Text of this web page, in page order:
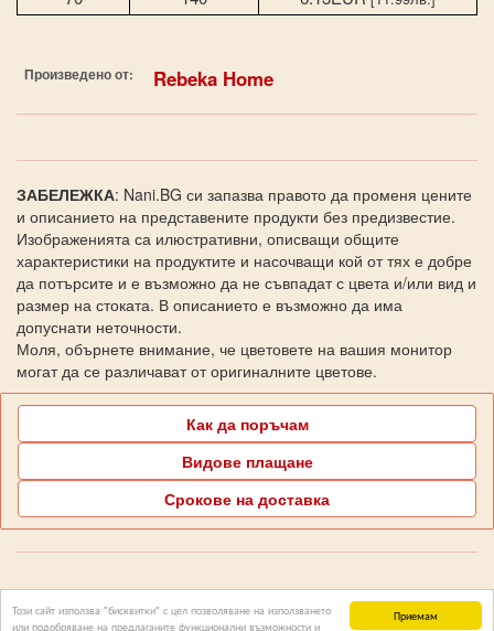
Приемам
Този сайт използва "бисквитки" с цел позволяване на използването
или подобряване на предлаганите функционални възможности и
Произведено от: Rebeka Home
ЗАБЕЛЕЖКА: Nani.BG си запазва правото да променя цените
и описанието на представените продукти без предизвестие.
Изображенията са илюстративни, описващи общите
характеристики на продуктите и насочващи кой от тях е добре
да потърсите и е възможно да не съвпадат с цвета и/или вид и
размер на стоката. В описанието е възможно да има
допуснати неточности.
Моля, обърнете внимание, че цветовете на вашия монитор
могат да се различават от оригиналните цветове.
Как да поръчам
Видове плащане
Срокове на доставка
Поддръжка Nani.BG